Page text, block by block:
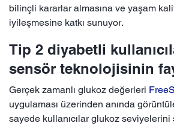
bilinçli kararlar almasına ve yaşam
iyileşmesine katkı sunuyor.
Tip 2 diyabetli
sensör teknolojisinin
Gerçek zamanlı glukoz değerleri
uygulaması üzerinden anında
sayede kullanıcılar glukoz